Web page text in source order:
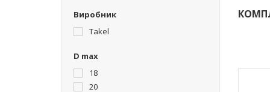
Виробник
Takel
D max
18
20